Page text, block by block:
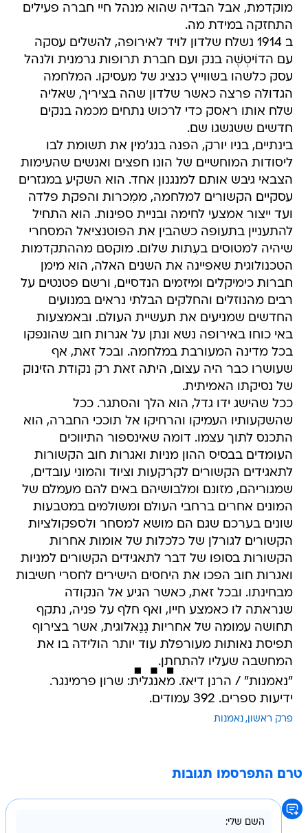
מוקדמת, אבל הבדיה שהוא מנהל חיי חברה פעילים
התחזקה במידת מה.
ב 1914 נשלח שלדון לויד לאירופה, להשלים עסקה
עם הדוֹיטְשֶׁה בנק ועם חברת תרופות גרמנית ולנהל
עסק כלשהו בשווייץ כנציג של מעסיקו. המלחמה
הגדולה פרצה כאשר שלדון שהה בציריך, שאליה
שלח אותו ראסק כדי לרכוש נתחים מכמה בנקים
חדשים ששגשגו שם.
בינתיים, בניו יורק, הפנה בנג'מין את תשומת לבו
ליסודות המוחשיים של הונו חפצים ואנשים שהעימות
הצבאי גיבש אותם למנגנון אחד. הוא השקיע במגזרים
עסקיים הקשורים למלחמה, ממִכרות והפקת פלדה
ועד ייצור אמצעי לחימה ובניית ספינות. הוא התחיל
להתעניין בתעופה כשהבין את הפוטנציאל המסחרי
שיהיה למטוסים בעִתות שלום. מוקסם מההתקדמות
הטכנולוגית שאפיינה את השנים האלה, הוא מימן
חברות כימיקלים ומיזמים הנדסיים, ורשם פטנטים על
רבים מהנוזלים והחלקים הבלתי נראים במנועים
החדשים שמניעים את תעשיית העולם. ובאמצעות
באי כוחו באירופה נשא ונתן על אגרות חוב שהונפקו
בכל מדינה המעורבת במלחמה. ובכל זאת, אף
שעושרו כבר היה עצום, היתה זאת רק נקודת הזינוק
של נסיקתו האמיתית.
ככל שהישג ידו גדל, הוא הלך והסתגר. ככל
שהשקעותיו העמיקו והרחיקו אל תוככי החברה, הוא
התכנס לתוך עצמו. דומה שאינספור התיווכים
העומדים בבסיס ההון מניות ואגרות חוב הקשורות
לתאגידים הקשורים לקרקעות וציוד והמוני עובדים,
שמגוריהם, מזונם ומלבושיהם באים להם מעמלם של
המונים אחרים ברחבי העולם ומשולמים במטבעות
שונים בערכם שגם הם מושא למסחר ולספקולציות
הקשורים לגורלן של כלכלות של אומות אחרות
הקשורות בסופו של דבר לתאגידים הקשורים למניות
ואגרות חוב הפכו את היחסים הישירים לחסרי חשיבות
מבחינתו. ובכל זאת, כאשר הגיע אל הנקודה
שנראתה לו כאמצע חייו, ואף חלף על פניה, נתקף
תחושה עמומה של אחריות גֵנֵאלוגית, אשר בצירוף
תפיסת נאותוּת מעורפלת עוד יותר הולידה בו את
המחשבה שעליו להתחתן.
"נאמנות" / הרנן דיאז. מאנגלית: שרון פרמינגר.
ידיעות ספרים. 392 עמודים.
פרק ראשון נאמנות
טרם התפרסמו תגובות